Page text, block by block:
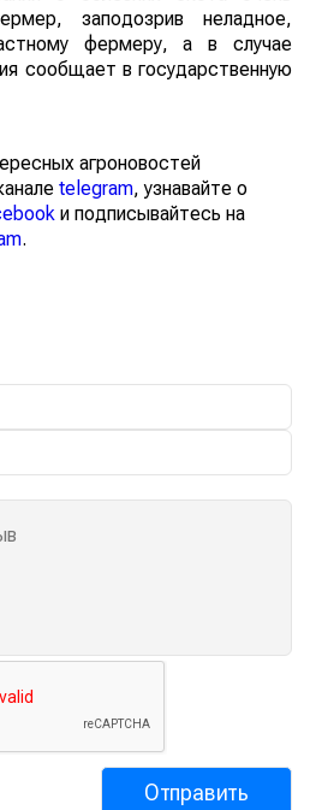
заподозрив неладное,
фермеру, а в случае
сообщает в государственную
агроновостей
telegram, узнавайте о
и подписывайтесь на
.